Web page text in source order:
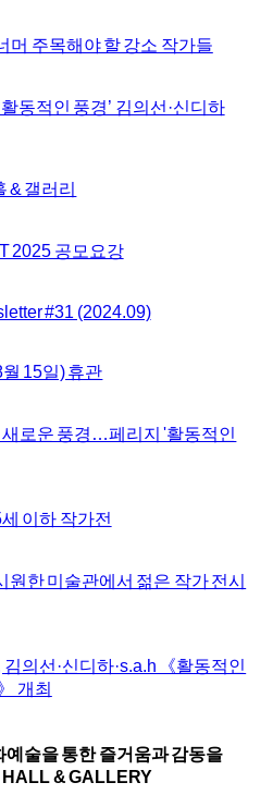
머 주목해야 할 강소 작가들
동적인 풍경’ 김의선·신디하
& 갤러리
2025 공모요강
#31 (2024.09)
15일) 휴관
새로운 풍경…페리지 '활동적인
이하 작가전
원한 미술관에서 젊은 작가 전시
의선·신디하·s.a.h 《활동적인
개최
예술을 통한 즐거움과 감동을
HALL & GALLERY